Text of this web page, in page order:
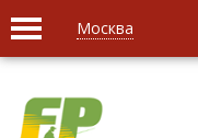
Москва